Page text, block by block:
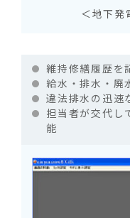
＜地下発
維持修繕履歴を
給水・排水・廃
違法排水の迅速
担当者が交代し
能